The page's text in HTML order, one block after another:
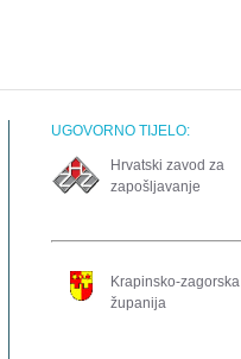
UGOVORNO TIJELO:
Hrvatski zavod za
zapošljavanje
Krapinsko-zagorska
županija